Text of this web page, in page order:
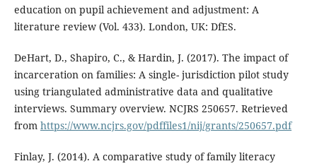
education on pupil achievement and adjustment: A
literature review (Vol. 433). London, UK: DfES.
DeHart, D., Shapiro, C., & Hardin, J. (2017). The impact of
incarceration on families: A single- jurisdiction pilot study
using triangulated administrative data and qualitative
interviews. Summary overview. NCJRS 250657. Retrieved
from https://www.ncjrs.gov/pdffiles1/nij/grants/250657.pdf
Finlay, J. (2014). A comparative study of family literacy